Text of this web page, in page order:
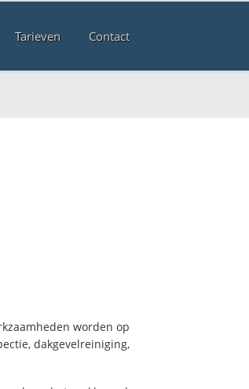
Tarieven Contact
worden op
dakgevelreiniging,